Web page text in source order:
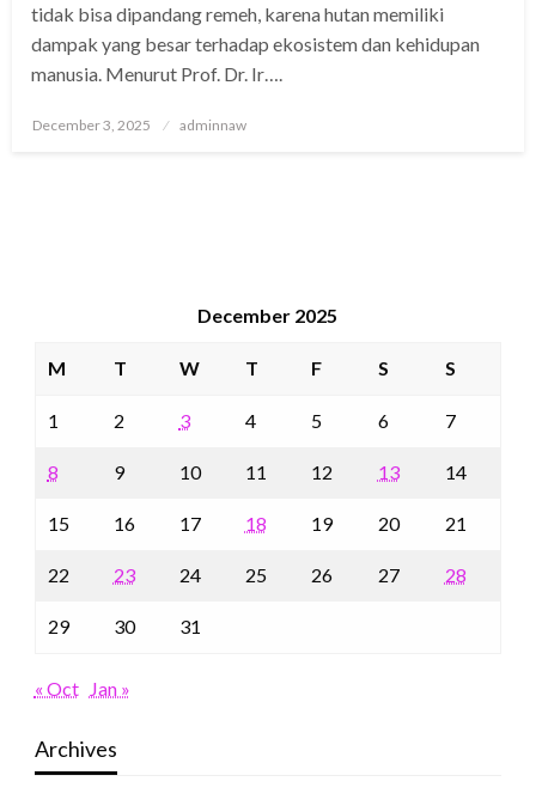
tidak bisa dipandang remeh, karena hutan memiliki
dampak yang besar terhadap ekosistem dan kehidupan
manusia. Menurut Prof. Dr. Ir….
Posted
December 3, 2025 adminnaw
December 2025
M T W T F S S
1 2 3 4 5 6 7
8 9 10 11 12 13 14
15 16 17 18 19 20 21
22 23 24 25 26 27 28
29 30 31
« Oct Jan »
Archives